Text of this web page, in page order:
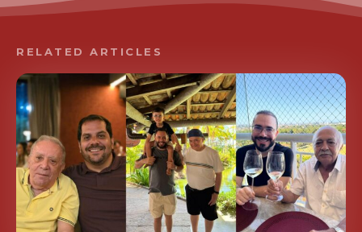
RELATED ARTICLES